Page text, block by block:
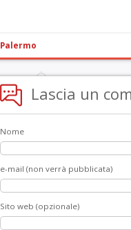
Palermo
Lascia un
Nome
e-mail (non verrà pubblicata)
Sito web (opzionale)